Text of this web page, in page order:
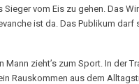
vom Eis zu gehen. Das
ist da. Das Publikum
zieht’s zum Sport. In der
Rauskommen aus dem